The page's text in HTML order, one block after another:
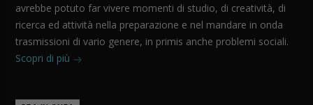
avrebbe potuto far vivere momenti di studio, di creatività, di
ricerca ed attività nella preparazione e nel mandare in onda
trasmissioni di vario genere, in primis anche problemi sociali.
Scopri di più